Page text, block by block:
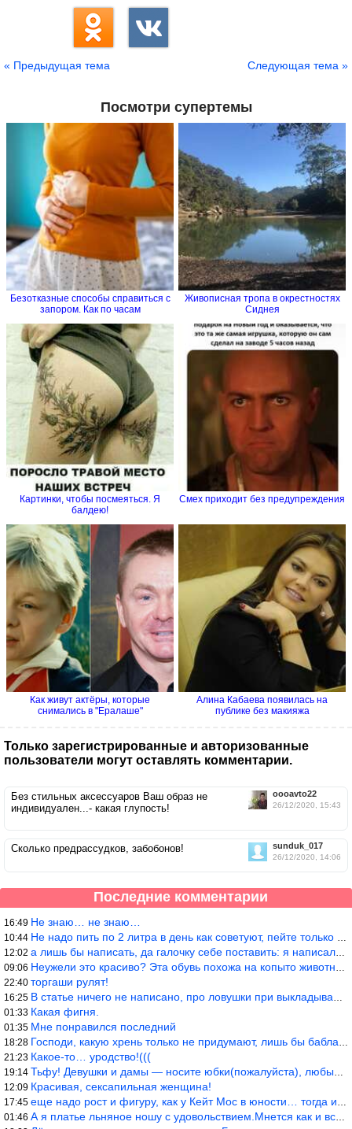
« Предыдущая тема Следующая тема »
Посмотри супертемы
Безотказные способы справиться с
запором. Как по часам
Живописная тропа в окрестностях
Сиднея
Картинки, чтобы посмеяться. Я
балдею!
Смех приходит без предупреждения
Как живут актёры, которые
снимались в "Ералаше"
Алина Кабаева появилась на
публике без макияжа
Только зарегистрированные и авторизованные
пользователи могут оставлять комментарии.
oooavto22
26/12/2020, 15:43
Без стильных аксессуаров Ваш образ не
индивидуален...- какая глупость!
sunduk_017
26/12/2020, 14:06
Сколько предрассудков, забобонов!
Последние комментарии
16:49 Не знаю… не знаю…
10:44 Не надо пить по 2 литра в день как советуют, пейте только когда
12:02 а лишь бы написать, да галочку себе поставить: я написала статью
09:06 Неужели это красиво? Эта обувь похожа на копыто животного, не хв
22:40 торгаши рулят!
16:25 В статье ничего не написано, про ловушки при выкладывании товара
01:33 Какая фигня.
01:35 Мне понравился последний
18:28 Господи, какую хрень только не придумают, лишь бы бабла срубить!
21:23 Какое-то… уродство!(((
19:14 Тьфу! Девушки и дамы — носите юбки(пожалуйста), любые штаны на ж
12:09 Красивая, сексапильная женщина!
17:45 еще надо рост и фигуру, как у Кейт Мос в юности… тогда и стиль т
01:46 А я платье льняное ношу с удовольствием.Мнется как и все. Но это